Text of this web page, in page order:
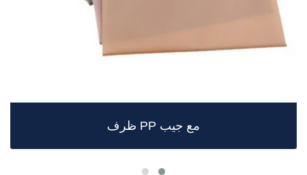
ظرف PP مع جيب